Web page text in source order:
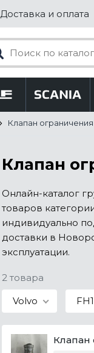
Доставка и оплата
Клапан
Клапан
Онлайн-каталог
товаров
индивидуально
доставки в
эксплуатации.
2 товара
Volvo
Клапан